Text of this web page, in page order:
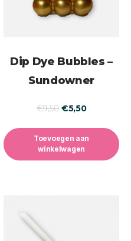
Dip Dye Bubbles –
Sundowner
€9,50 €5,50
Toevoegen aan
winkelwagen